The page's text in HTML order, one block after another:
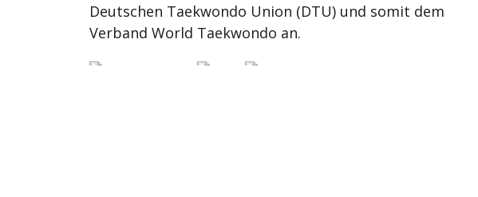
Deutschen Taekwondo Union (DTU) und somit dem
Verband World Taekwondo an.